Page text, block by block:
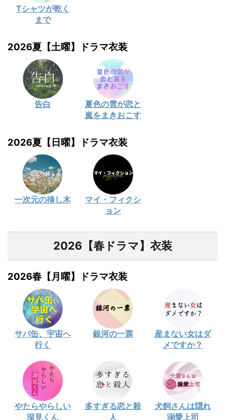
Tシャツが乾く
まで
2026夏【土曜】ドラマ衣装
告白
夏色の雲が恋と
嵐をまきおこす
2026夏【日曜】ドラマ衣装
一次元の挿し木
マイ・フィクシ
ョン
2026【春ドラマ】衣装
2026春【月曜】ドラマ衣装
サバ缶、宇宙へ
行く
銀河の一票
産まない女はダ
メですか？
やたらやらしい
深見くん
多すぎる恋と殺
人
犬飼さんは隠れ
溺愛上司